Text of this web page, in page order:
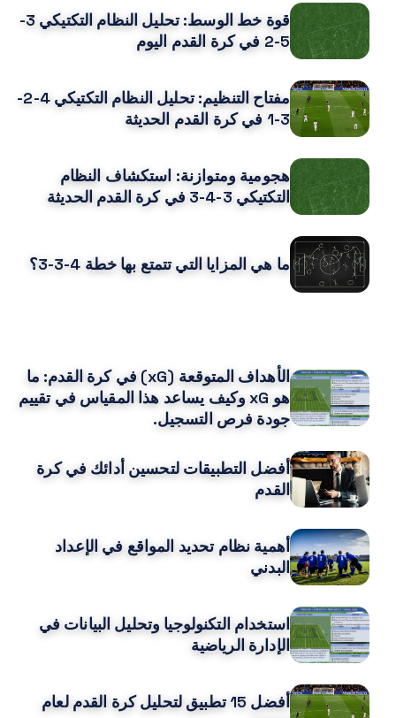
قوة خط الوسط: تحليل النظام التكتيكي 3-
5-2 في كرة القدم اليوم
مفتاح التنظيم: تحليل النظام التكتيكي 4-2-
3-1 في كرة القدم الحديثة
هجومية ومتوازنة: استكشاف النظام
التكتيكي 3-4-3 في كرة القدم الحديثة
ما هي المزايا التي تتمتع بها خطة 4-3-3؟
الأهداف المتوقعة (xG) في كرة القدم: ما
هو xG وكيف يساعد هذا المقياس في تقييم
جودة فرص التسجيل.
أفضل التطبيقات لتحسين أدائك في كرة
القدم
أهمية نظام تحديد المواقع في الإعداد
البدني
استخدام التكنولوجيا وتحليل البيانات في
الإدارة الرياضية
أفضل 15 تطبيق لتحليل كرة القدم لعام